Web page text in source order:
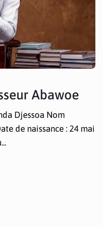
Abawoe
Djessoa Nom
de naissance : 24 mai